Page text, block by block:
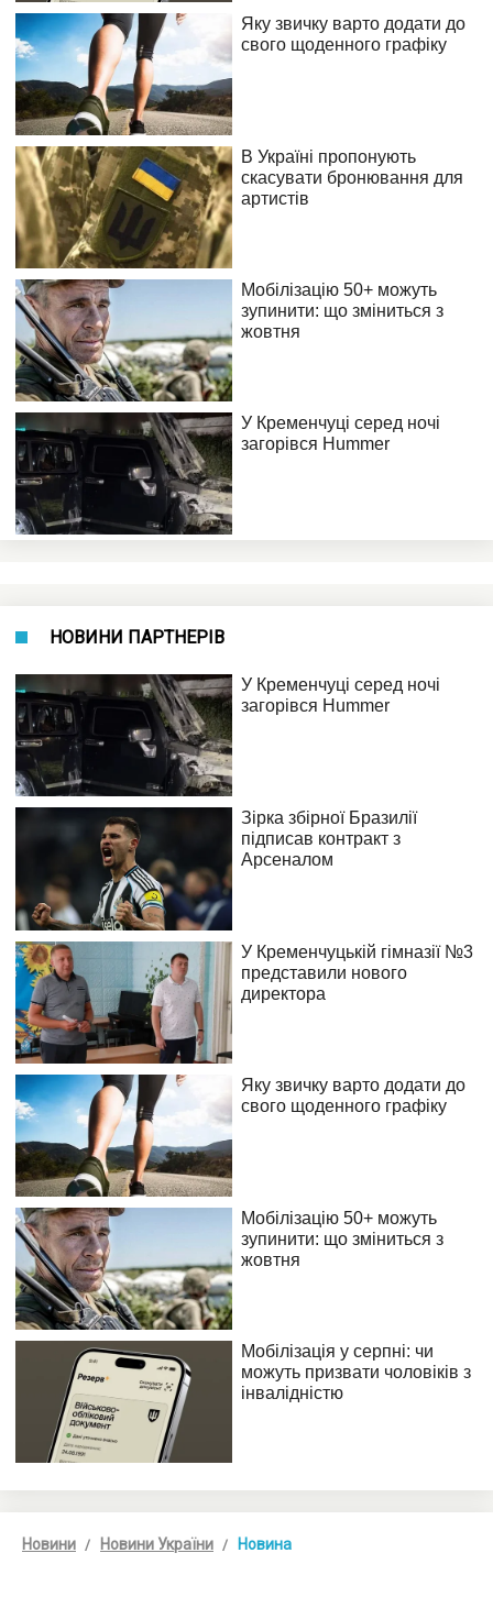
НОВИНИ ПАРТНЕРІВ
Новини Новини України Новина